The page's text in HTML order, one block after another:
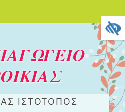
ΙΣΤΌΤΟΠΟΣ